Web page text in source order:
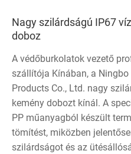
Nagy szilárdságú IP67
doboz
A védőburkolatok vezető
szállítója Kínában, a
Products Co., Ltd. nagy
kemény dobozt kínál. A
PP műanyagból készült
tömítést, miközben
szilárdságot és az